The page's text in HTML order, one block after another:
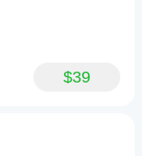
$39